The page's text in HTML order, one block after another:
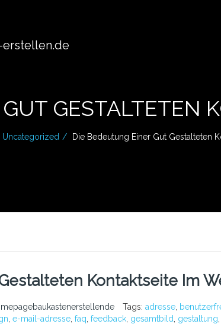
GESTALTETEN
Uncategorized Die Bedeutung Einer Gut Gestalteten
Kontaktseite Im
Tags: adresse
e-mail-adresse faq feedback gesamtbild gestaltung